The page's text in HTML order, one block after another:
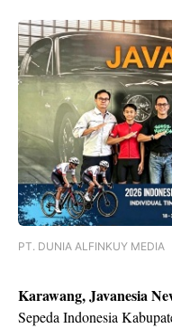
PT. DUNIA ALFINKUY MEDIA
Karawang, Javanesia
Sepeda Indonesia